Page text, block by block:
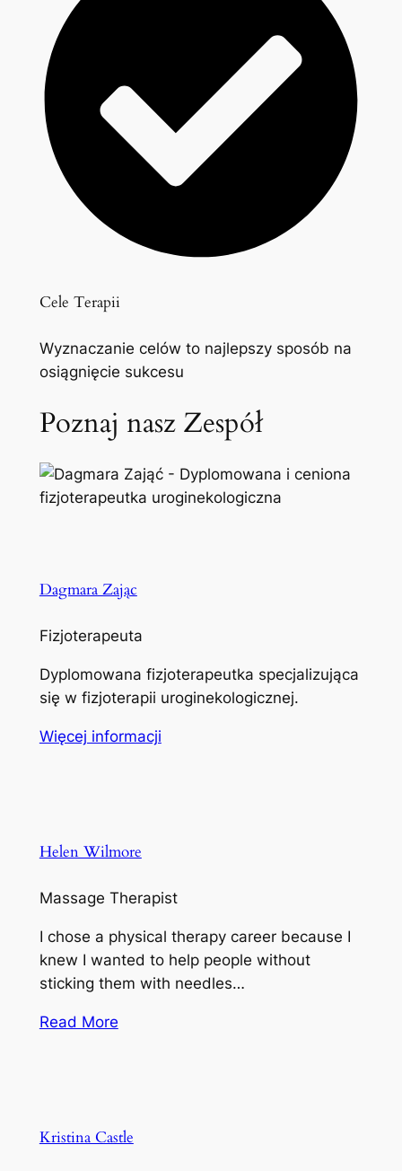
Cele Terapii
Wyznaczanie celów to najlepszy sposób na
osiągnięcie sukcesu
Poznaj nasz Zespół
Dagmara Zając
Fizjoterapeuta
Dyplomowana fizjoterapeutka specjalizująca
się w fizjoterapii uroginekologicznej.
Więcej informacji
Helen Wilmore
Massage Therapist
I chose a physical therapy career because I
knew I wanted to help people without
sticking them with needles…
Read More
Kristina Castle